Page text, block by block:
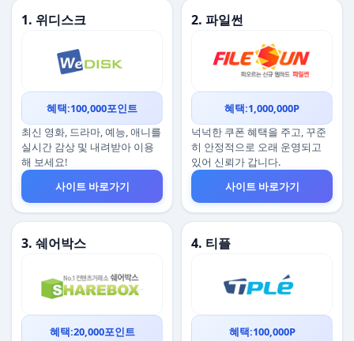
1. 위디스크
혜택:100,000포인트
최신 영화, 드라마, 예능, 애니를
실시간 감상 및 내려받아 이용
해 보세요!
사이트 바로가기
2. 파일썬
혜택:1,000,000P
넉넉한 쿠폰 혜택을 주고, 꾸준
히 안정적으로 오래 운영되고
있어 신뢰가 갑니다.
사이트 바로가기
3. 쉐어박스
혜택:20,000포인트
4. 티플
혜택:100,000P